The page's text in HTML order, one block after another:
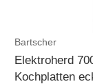
Bartscher
Elektroherd
Kochplatten